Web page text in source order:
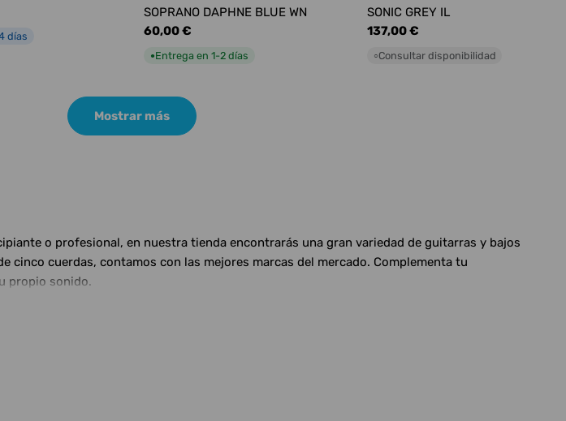
días
SOPRANO DAPHNE BLUE WN
Precio
60,00 €
●Entrega en 1-2 días
SONIC GREY IL
Precio
137,00 €
○Consultar disponibilidad
Mostrar más
o profesional, en nuestra tienda encontrarás una gran variedad de guitarras y bajos
cuerdas, contamos con las mejores marcas del mercado. Complementa tu
propio sonido.